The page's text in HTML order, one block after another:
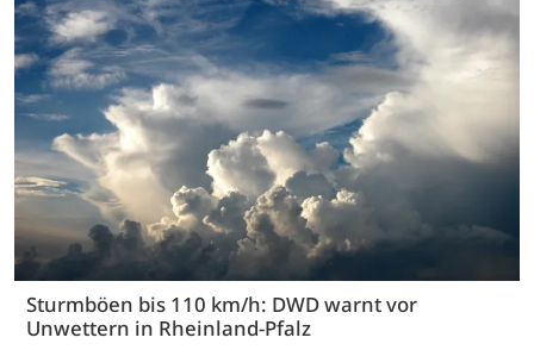
Sturmböen bis 110 km/h: DWD warnt vor
Unwettern in Rheinland-Pfalz